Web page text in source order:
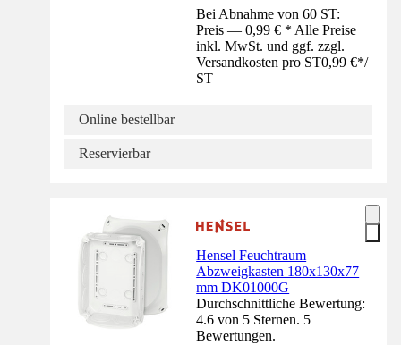
Bei Abnahme von 60 ST:
Preis — 0,99 € * Alle Preise
inkl. MwSt. und ggf. zzgl.
Versandkosten pro ST0,99 €*/
ST
Online bestellbar
Reservierbar
Hensel Feuchtraum
Abzweigkasten 180x130x77
mm DK01000G
Durchschnittliche Bewertung:
4.6 von 5 Sternen. 5
Bewertungen.